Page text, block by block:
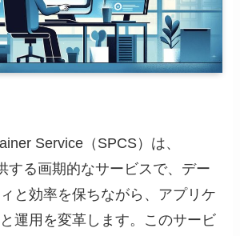
Service（SPCS）は、
する画期的なサービスで、デー
と効率を保ちながら、アプリケ
運用を変革します。このサービ